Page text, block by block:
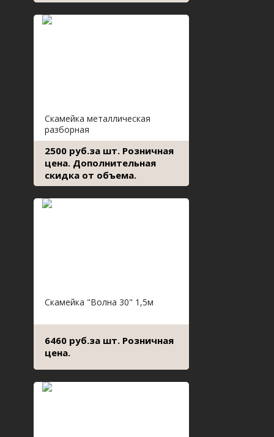
Скамейка металлическая
разборная
2500 руб.за шт. Розничная
цена. Дополнительная
скидка от объема.
Скамейка "Волна 30" 1,5м
6460 руб.за шт. Розничная
цена.